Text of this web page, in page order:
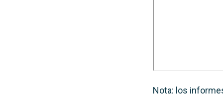
Nota: los